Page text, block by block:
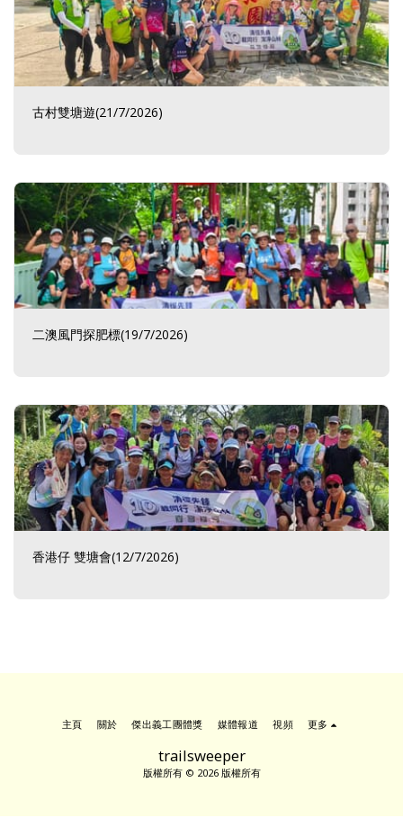
古村雙塘遊(21/7/2026)
二澳風門探肥標(19/7/2026)
香港仔 雙塘會(12/7/2026)
trailsweeper
版權所有 © 2026 版權所有
主頁 關於 傑出義工團體獎 媒體報道 視頻 更多